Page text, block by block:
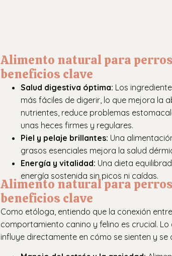
Alimento natural para
beneficios clave
Salud digestiva óptima: Los
más fáciles de digerir, lo que mejora la
nutrientes, reduce problemas
unas heces firmes y regulares.
Piel y pelaje brillantes: Una
grasos esenciales mejora la salud
Energía y vitalidad: Una dieta
energía sostenida sin picos ni caídas.
Alimento natural para
beneficios clave
Como etóloga, entiendo que la conexión
comportamiento canino y felino es crucial. Lo
influye directamente en cómo se sienten y